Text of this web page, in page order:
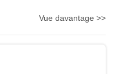
Vue davantage >>